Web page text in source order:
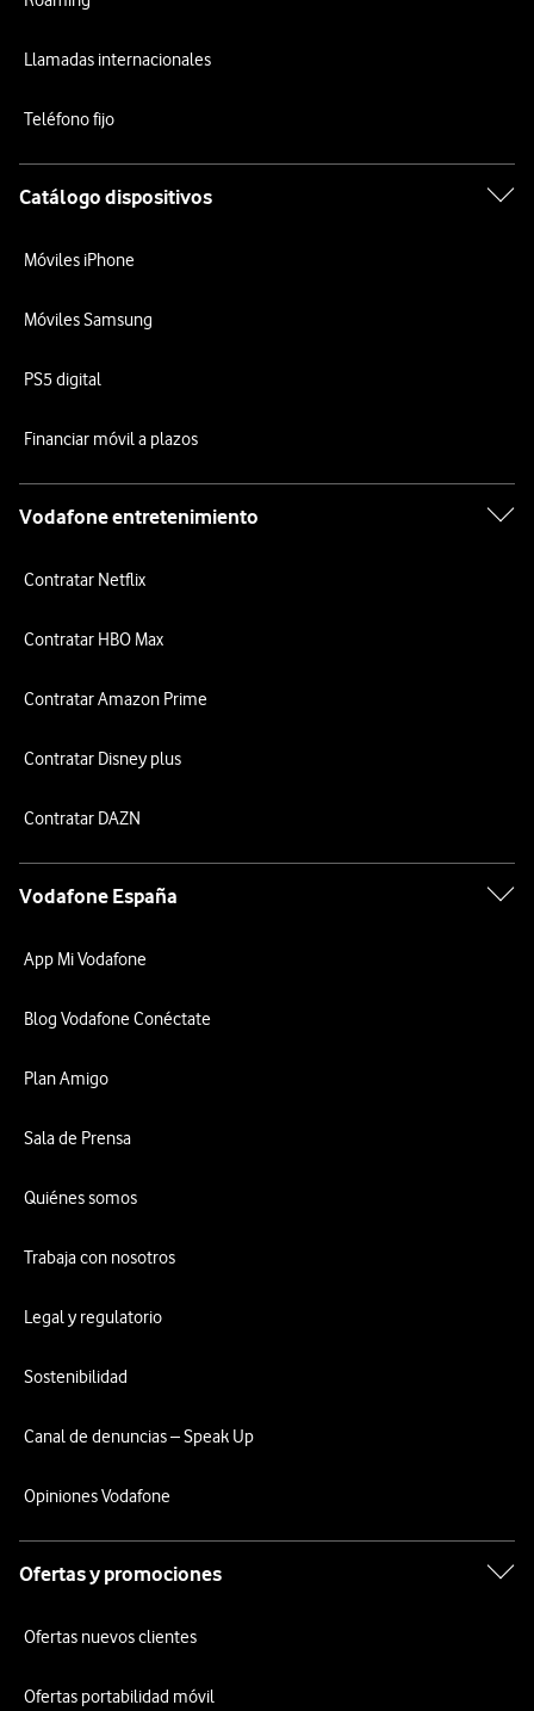
Llamadas internacionales
Teléfono fijo
Catálogo dispositivos
Móviles iPhone
Móviles Samsung
PS5 digital
Financiar móvil a plazos
Vodafone entretenimiento
Contratar Netflix
Contratar HBO Max
Contratar Amazon Prime
Contratar Disney plus
Contratar DAZN
Vodafone España
App Mi Vodafone
Blog Vodafone Conéctate
Plan Amigo
Sala de Prensa
Quiénes somos
Trabaja con nosotros
Legal y regulatorio
Sostenibilidad
Canal de denuncias – Speak Up
Opiniones Vodafone
Ofertas y promociones
Ofertas nuevos clientes
Ofertas portabilidad móvil